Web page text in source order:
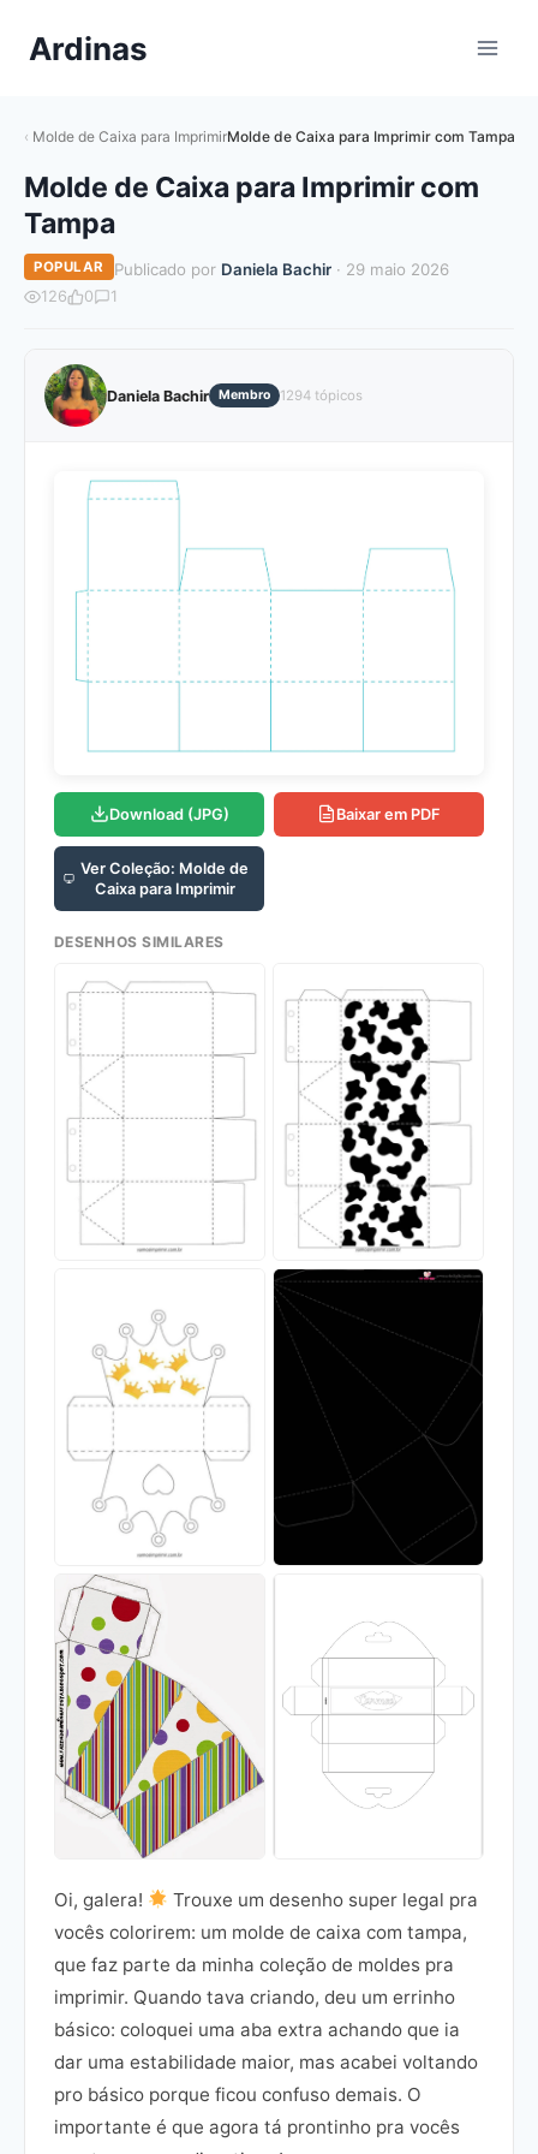
paraArdinas
Molde de Caixa para ImprimirMolde de Caixa para Imprimir com Tampa
Molde de Caixa para Imprimir com
Tampa
POPULAR Publicado por Daniela Bachir· 29 maio 2026
126 0 1
Daniela Bachir Membro 1294 tópicos
Download (JPG) Baixar em PDF
Ver Coleção: Molde de
Caixa para Imprimir
DESENHOS SIMILARES
Oi, galera!
Trouxe um desenho super legal pra
vocês colorirem: um molde de caixa com tampa,
que faz parte da minha coleção de moldes pra
imprimir. Quando tava criando, deu um errinho
básico: coloquei uma aba extra achando que ia
dar uma estabilidade maior, mas acabei voltando
pro básico porque ficou confuso demais. O
importante é que agora tá prontinho pra vocês